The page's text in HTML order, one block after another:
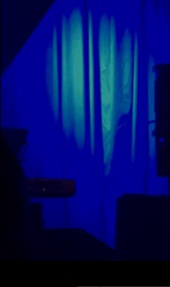
1:00 AM
2:00 AM
3:00 AM
4:00 AM
6:00 AM